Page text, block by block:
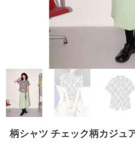
柄シャツ チェック柄カジュ